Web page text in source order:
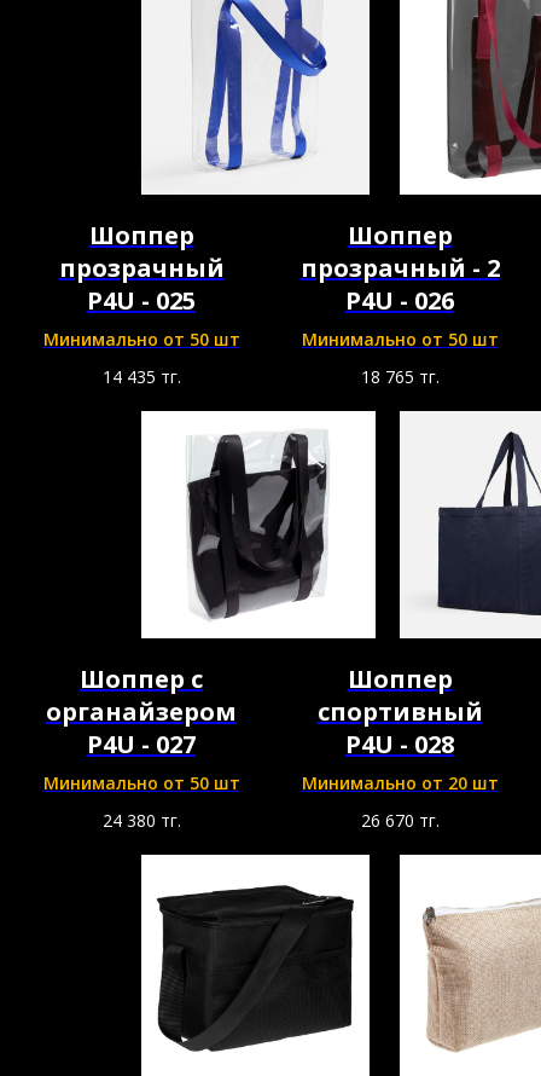
Шоппер
прозрачный
P4U - 025
Минимально от 50 шт
14 435 тг.
Шоппер
прозрачный - 2
P4U - 026
Минимально от 50 шт
18 765 тг.
Шоппер с
органайзером
P4U - 027
Минимально от 50 шт
24 380 тг.
Шоппер
спортивный
P4U - 028
Минимально от 20 шт
26 670 тг.